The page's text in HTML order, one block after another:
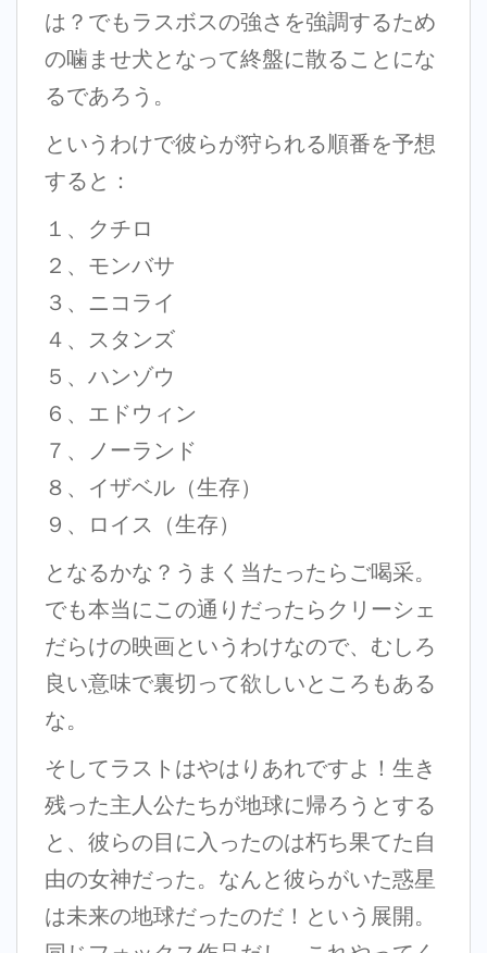
は？でもラスボスの強さを強調するため
の噛ませ犬となって終盤に散ることにな
るであろう。
というわけで彼らが狩られる順番を予想
すると：
１、クチロ
２、モンバサ
３、ニコライ
４、スタンズ
５、ハンゾウ
６、エドウィン
７、ノーランド
８、イザベル（生存）
９、ロイス（生存）
となるかな？うまく当たったらご喝采。
でも本当にこの通りだったらクリーシェ
だらけの映画というわけなので、むしろ
良い意味で裏切って欲しいところもある
な。
そしてラストはやはりあれですよ！生き
残った主人公たちが地球に帰ろうとする
と、彼らの目に入ったのは朽ち果てた自
由の女神だった。なんと彼らがいた惑星
は未来の地球だったのだ！という展開。